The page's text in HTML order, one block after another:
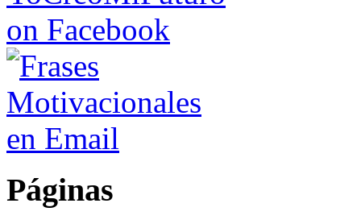
Páginas